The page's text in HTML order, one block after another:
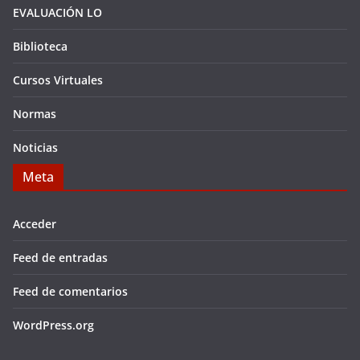
EVALUACIÓN LO
Biblioteca
Cursos Virtuales
Normas
Noticias
Meta
Acceder
Feed de entradas
Feed de comentarios
WordPress.org